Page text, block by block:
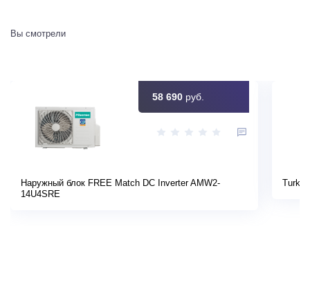
Вы смотрели
58 690 руб.
Наружный блок FREE Match DC Inverter AMW2-
14U4SRE